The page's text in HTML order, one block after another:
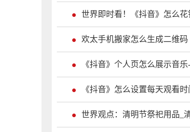
世界即时看！《抖音》怎么花
欢太手机搬家怎么生成二维码
《抖音》个人页怎么展示音乐
《抖音》怎么设置每天观看时
世界观点：清明节祭祀用品_